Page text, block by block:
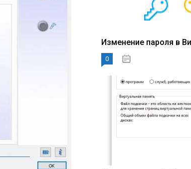
Изменение пароля в
0